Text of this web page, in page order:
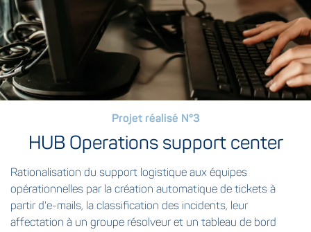
Projet réalisé N°3
HUB Operations support center
Rationalisation du support logistique aux équipes
opérationnelles par la création automatique de tickets à
partir d'e-mails, la classification des incidents, leur
affectation à un groupe résolveur et un tableau de bord